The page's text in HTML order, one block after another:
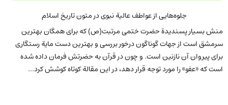
جلوه‌هایی از عواطف عالیة نبوی در متون تاریخ اسلام
منش بسیار پسندیدة حضرت ختمی مرتبت(ص) که برای همگان بهترین
سرمشق است از جهات گوناگون درخور بررسی و بهترین دست مایة رستگاری
برای پیروان آن نازنین است. و چون در قرآن به حضرتش فرمان داده شده
است که «عفو» را مورد توجه قرار دهد، در این مقالة کوتاه کوشش کرد...